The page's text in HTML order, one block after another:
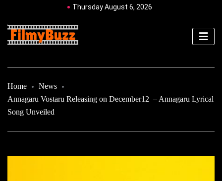
Thursday August 6, 2026
Home
News
Annagaru Vostaru Releasing on December12 – Annagaru Lyrical
Song Unveiled